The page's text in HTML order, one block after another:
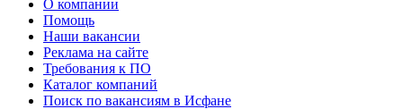
О компании
Помощь
Наши вакансии
Реклама на сайте
Требования к ПО
Каталог компаний
Поиск по вакансиям в Исфане